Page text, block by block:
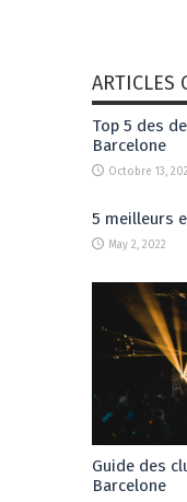
ARTICLES
Top 5 des
Barcelone
Octobre 13,
5 meilleurs
May 2, 2022
Guide des
Barcelone